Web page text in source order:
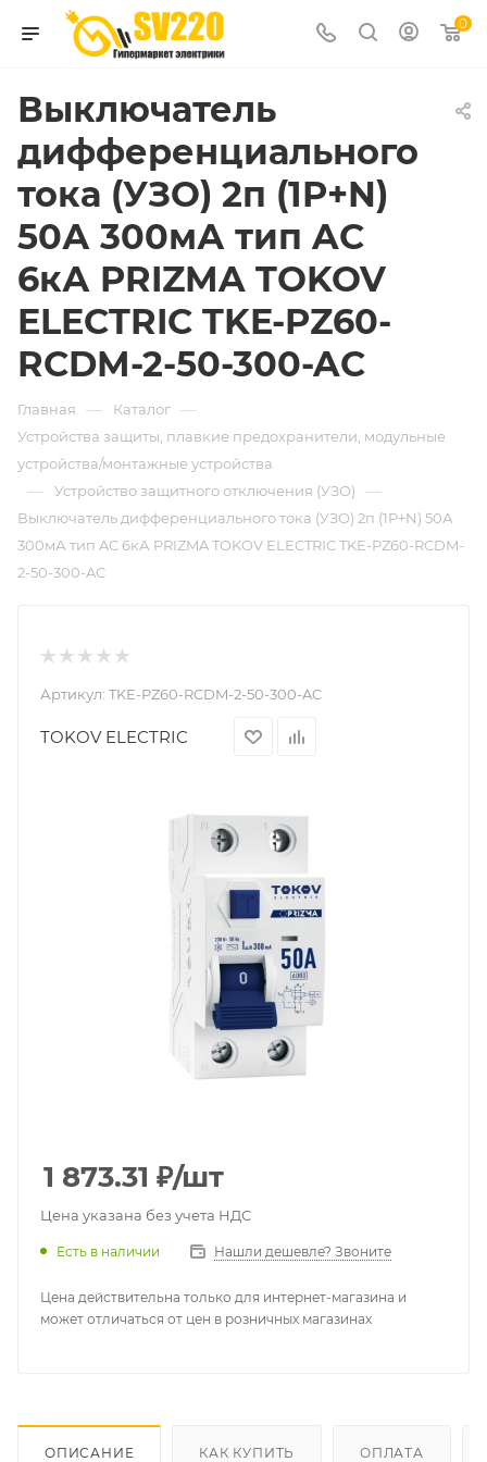
0
Выключатель
дифференциального
тока (УЗО) 2п (1P+N)
50А 300мА тип AC
6кА PRIZMA TOKOV
ELECTRIC TKE-PZ60-
RCDM-2-50-300-AC
Главная — Каталог —
Устройства защиты, плавкие предохранители, модульные
устройства/монтажные устройства
— Устройство защитного отключения (УЗО) —
Выключатель дифференциального тока (УЗО) 2п (1P+N) 50А
300мА тип AC 6кА PRIZMA TOKOV ELECTRIC TKE-PZ60-RCDM-
2-50-300-AC
Артикул: TKE-PZ60-RCDM-2-50-300-AC
TOKOV ELECTRIC
1 873.31 ₽/шт
Цена указана без учета НДС
Есть в наличии Нашли дешевле? Звоните
Цена действительна только для интернет-магазина и
может отличаться от цен в розничных магазинах
ОПИСАНИЕ КАК КУПИТЬ ОПЛАТА